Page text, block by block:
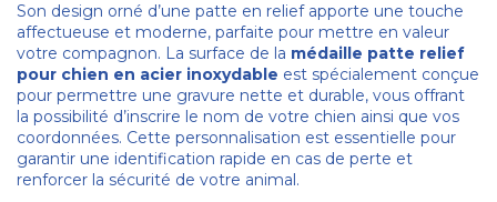
Son design orné d’une patte en relief apporte une touche
affectueuse et moderne, parfaite pour mettre en valeur
votre compagnon. La surface de la médaille patte relief
pour chien en acier inoxydable est spécialement conçue
pour permettre une gravure nette et durable, vous offrant
la possibilité d’inscrire le nom de votre chien ainsi que vos
coordonnées. Cette personnalisation est essentielle pour
garantir une identification rapide en cas de perte et
renforcer la sécurité de votre animal.